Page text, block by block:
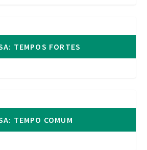
TEMPOS FORTES
TEMPO COMUM